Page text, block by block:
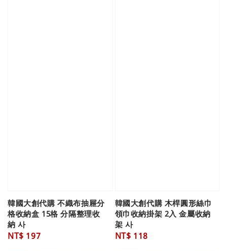
韓國大創代購 不織布抽屜分
格收納盒 15格 分隔整理收
納 사
Regular
NT$ 197
韓國大創代購 木桿圓形絲巾
領巾收納掛架 2入 金屬收納
架 사
Regular
NT$ 118